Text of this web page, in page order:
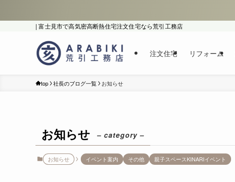
| 富士見市で高気密高断熱住宅注文住宅なら荒引工務店
注文住宅 リフォーム
top 社長のブログ一覧 お知らせ
お知らせ – category –
お知らせ イベント案内 その他 親子スペースKINARIイベント